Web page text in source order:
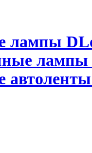
лампы